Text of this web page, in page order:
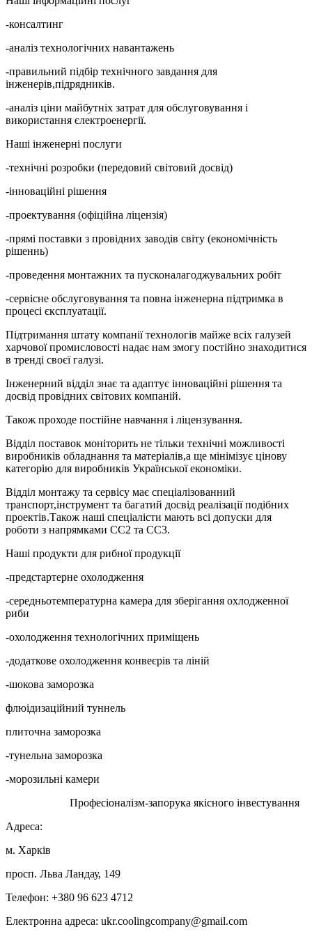
-консалтинг
-аналіз технологічних навантажень
-правильний підбір технічного завдання для
інженерів,підрядників.
-аналіз ціни майбутніх затрат для обслуговування і
використання єлектроенергії.
Наші інженерні послуги
-технічні розробки (передовий світовий досвід)
-інноваційні рішення
-проектування (офіційна ліцензія)
-прямі поставки з провідних заводів світу (економічність
рішеннь)
-проведення монтажних та пусконалагоджувальних робіт
-сервісне обслуговування та повна інженерна підтримка в
процесі єксплуатації.
Підтримання штату компанії технологів майже всіх галузей
харчової промисловості надає нам змогу постійно знаходитися
в тренді своєї галузі.
Інженерний відділ знає та адаптує інноваційні рішення та
досвід провідних світових компаній.
Також проходе постійне навчання і ліцензування.
Відділ поставок моніторить не тільки технічні можливості
виробників обладнання та матеріалів,а ще мінімізує цінову
категорію для виробників Української економіки.
Відділ монтажу та сервісу має спеціалізованний
транспорт,інструмент та багатий досвід реалізації подібних
проектів.Також наші спеціалісти мають всі допуски для
роботи з напрямками СС2 та СС3.
Наші продукти для рибної продукції
-предстартерне охолодження
-середньотемпературна камера для зберігання охлодженної
риби
-охолодження технологічних приміщень
-додаткове охолодження конвеєрів та ліній
-шокова заморозка
флюідизаційний туннель
плиточна заморозка
-тунельна заморозка
-морозильні камери
Професіоналізм-запорука якісного інвестування
Адреса:
м. Харків
просп. Льва Ландау, 149
Телефон: +380 96 623 4712
Електронна адреса: ukr.coolingcompany@gmail.com